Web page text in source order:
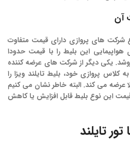
آن
شرکت های پروازی دارای قیمت متفاوت
این بلیط را با قیمت حدودا
یکی دیگر از شرکت های عرضه کننده
کلاس پروازی خود، بلیط تایلند ویزا را
عرضه می کند. البته خاطر نشان می کنیم
این نوع بلیط قابل افزایش یا کاهش
تایلند